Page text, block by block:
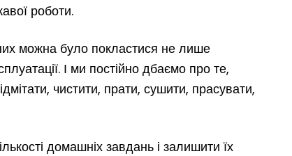
роботи.
можна було покластися не лише
І ми постійно дбаємо про те,
чистити, прати, сушити, прасувати,
домашніх завдань і залишити їх